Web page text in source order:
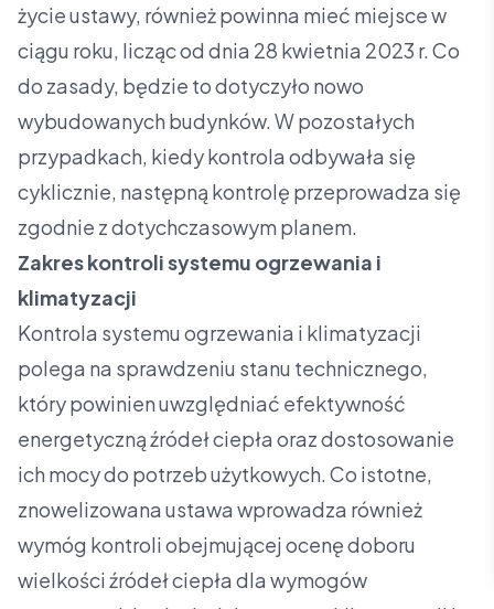
życie ustawy, również powinna mieć miejsce w
ciągu roku, licząc od dnia 28 kwietnia 2023 r. Co
do zasady, będzie to dotyczyło nowo
wybudowanych budynków. W pozostałych
przypadkach, kiedy kontrola odbywała się
cyklicznie, następną kontrolę przeprowadza się
zgodnie z dotychczasowym planem.
Zakres kontroli systemu ogrzewania i
klimatyzacji
Kontrola systemu ogrzewania i klimatyzacji
polega na sprawdzeniu stanu technicznego,
który powinien uwzględniać efektywność
energetyczną źródeł ciepła oraz dostosowanie
ich mocy do potrzeb użytkowych. Co istotne,
znowelizowana ustawa wprowadza również
wymóg kontroli obejmującej ocenę doboru
wielkości źródeł ciepła dla wymogów